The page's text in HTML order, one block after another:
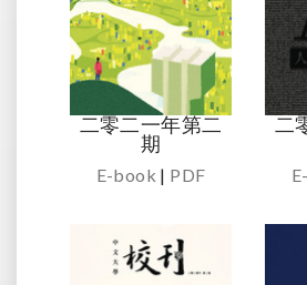
二零二一年第二
期
E-book | PDF
二